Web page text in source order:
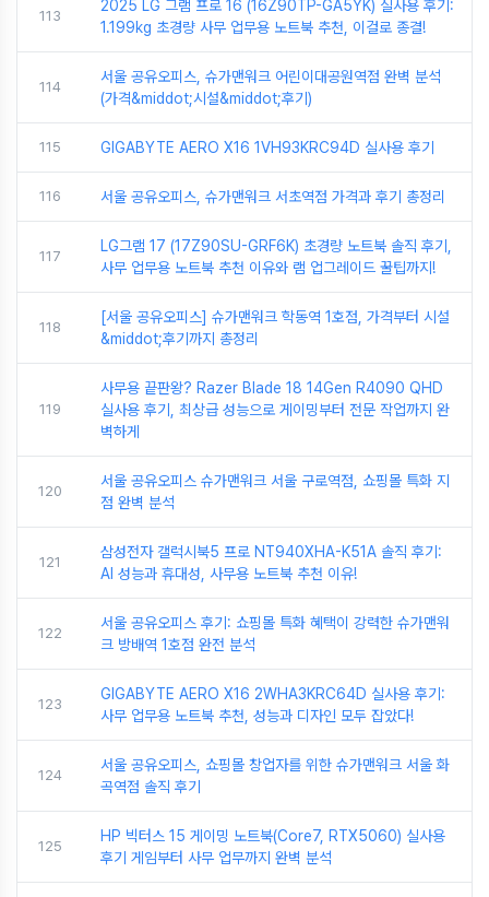
113
2025 LG 그램 프로 16 (16Z90TP-GA5YK) 실사용 후기:
1.199kg 초경량 사무 업무용 노트북 추천, 이걸로 종결!
114
서울 공유오피스, 슈가맨워크 어린이대공원역점 완벽 분석
(가격&middot;시설&middot;후기)
115 GIGABYTE AERO X16 1VH93KRC94D 실사용 후기
116 서울 공유오피스, 슈가맨워크 서초역점 가격과 후기 총정리
117
LG그램 17 (17Z90SU-GRF6K) 초경량 노트북 솔직 후기,
사무 업무용 노트북 추천 이유와 램 업그레이드 꿀팁까지!
118
[서울 공유오피스] 슈가맨워크 학동역 1호점, 가격부터 시설
&middot;후기까지 총정리
119
사무용 끝판왕? Razer Blade 18 14Gen R4090 QHD
실사용 후기, 최상급 성능으로 게이밍부터 전문 작업까지 완
벽하게
120
서울 공유오피스 슈가맨워크 서울 구로역점, 쇼핑몰 특화 지
점 완벽 분석
121
삼성전자 갤럭시북5 프로 NT940XHA-K51A 솔직 후기:
AI 성능과 휴대성, 사무용 노트북 추천 이유!
122
서울 공유오피스 후기: 쇼핑몰 특화 혜택이 강력한 슈가맨워
크 방배역 1호점 완전 분석
123
GIGABYTE AERO X16 2WHA3KRC64D 실사용 후기:
사무 업무용 노트북 추천, 성능과 디자인 모두 잡았다!
124
서울 공유오피스, 쇼핑몰 창업자를 위한 슈가맨워크 서울 화
곡역점 솔직 후기
125
HP 빅터스 15 게이밍 노트북(Core7, RTX5060) 실사용
후기 게임부터 사무 업무까지 완벽 분석